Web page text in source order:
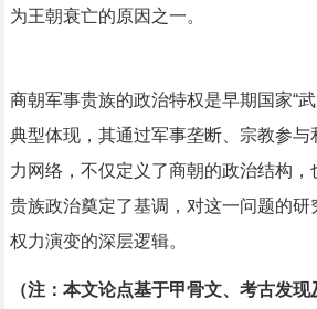
为王朝衰亡的原因之一。
商朝军事贵族的政治特权是早期国家“
典型体现，其通过军事垄断、宗教参与
力网络，不仅定义了商朝的政治结构，
贵族政治奠定了基调，对这一问题的研
权力演变的深层逻辑。
（注：本文论点基于甲骨文、考古发现